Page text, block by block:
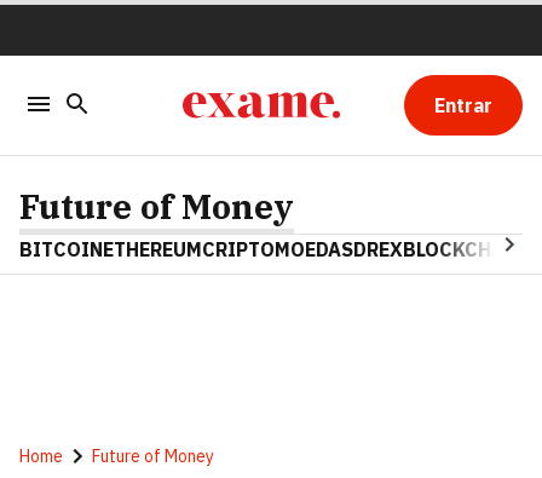
Entrar
Future of Money
BITCOINETHEREUMCRIPTOMOEDASDREXBLOCKCHAIN
Home Future of Money